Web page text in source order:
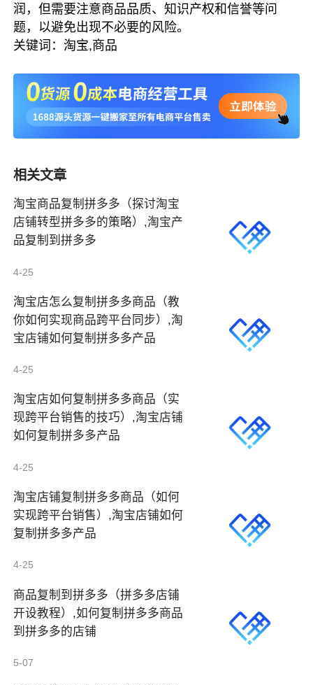
润，但需要注意商品品质、知识产权和信誉等问
题，以避免出现不必要的风险。
关键词：淘宝,商品
相关文章
淘宝商品复制拼多多（探讨淘宝
店铺转型拼多多的策略）,淘宝产
品复制到拼多多
4-25
淘宝店怎么复制拼多多商品（教
你如何实现商品跨平台同步）,淘
宝店铺如何复制拼多多产品
4-25
淘宝店如何复制拼多多商品（实
现跨平台销售的技巧）,淘宝店铺
如何复制拼多多产品
4-25
淘宝店铺复制拼多多商品（如何
实现跨平台销售）,淘宝店铺如何
复制拼多多产品
4-25
商品复制到拼多多（拼多多店铺
开设教程）,如何复制拼多多商品
到拼多多的店铺
5-07